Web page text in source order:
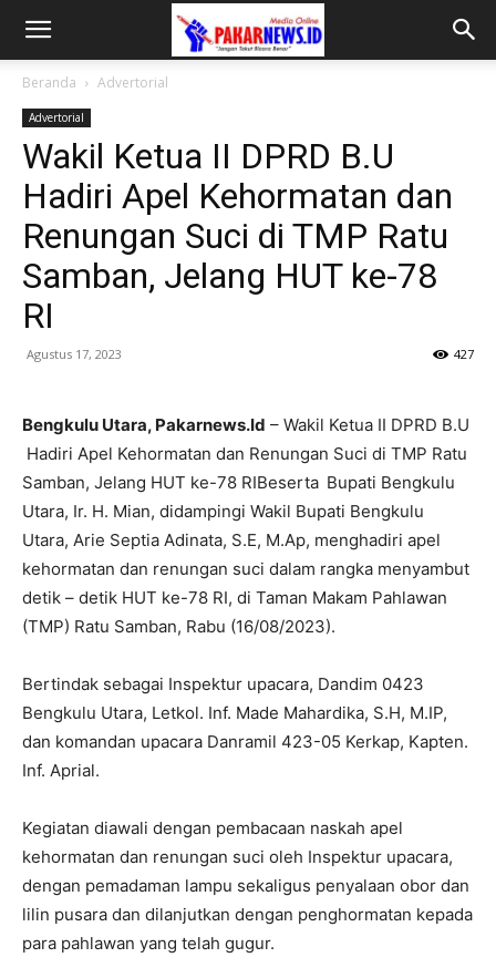
Beranda Advertorial
Advertorial
Wakil Ketua II DPRD B.U
Hadiri Apel Kehormatan dan
Renungan Suci di TMP Ratu
Samban, Jelang HUT ke-78
RI
Agustus 17, 2023 427
Bengkulu Utara, Pakarnews.Id – Wakil Ketua II DPRD B.U
Hadiri Apel Kehormatan dan Renungan Suci di TMP Ratu
Samban, Jelang HUT ke-78 RIBeserta Bupati Bengkulu
Utara, Ir. H. Mian, didampingi Wakil Bupati Bengkulu
Utara, Arie Septia Adinata, S.E, M.Ap, menghadiri apel
kehormatan dan renungan suci dalam rangka menyambut
detik – detik HUT ke-78 RI, di Taman Makam Pahlawan
(TMP) Ratu Samban, Rabu (16/08/2023).
Bertindak sebagai Inspektur upacara, Dandim 0423
Bengkulu Utara, Letkol. Inf. Made Mahardika, S.H, M.IP,
dan komandan upacara Danramil 423-05 Kerkap, Kapten.
Inf. Aprial.
Kegiatan diawali dengan pembacaan naskah apel
kehormatan dan renungan suci oleh Inspektur upacara,
dengan pemadaman lampu sekaligus penyalaan obor dan
lilin pusara dan dilanjutkan dengan penghormatan kepada
para pahlawan yang telah gugur.